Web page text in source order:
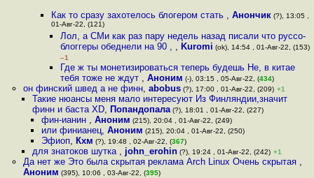
Как то сразу захотелось блогером стать , Анончик(?), 13:05 ,
01-Авг-22, (121)
Лол, а СМи как раз пару недель назад писали что руссо-
блоггеры обеднели на 90 , , Kuromi (ok), 14:54 , 01-Авг-22, (153)
–1
Где ж ты монетизироваться теперь будешь Не, в китае
тебя тоже не ждут , Аноним (-), 03:15 , 05-Авг-22, (434)
он финский швед а не финн, abobus(?), 17:00 , 01-Авг-22, (209) +1
Такие нюансы меня мало интересуют Из Финляндии,значит
финн и баста XD, Попандопала(?), 18:01 , 01-Авг-22, (227)
фин-ианин ,Аноним (215), 20:04 , 01-Авг-22, (249)
или финианец,Аноним (215), 20:04 , 01-Авг-22, (250)
Эфиоп, Кхм (?), 19:48 , 02-Авг-22, (367)
для знатоков шутка , john_erohin(?), 19:24 , 01-Авг-22, (242) +1
Да нет же Это была скрытая реклама Arch Linux Очень скрытая ,
Аноним (395), 10:06 , 03-Авг-22, (395)